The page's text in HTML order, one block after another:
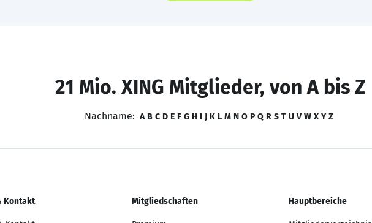
21 Mio. XING Mitglieder, von A bis Z
Nachname: A B C D E F G H I J K L M N O P Q R S T U V W X Y Z
Kontakt Mitgliedschaften Hauptbereiche